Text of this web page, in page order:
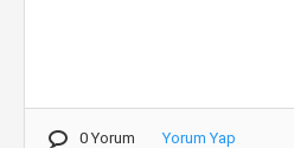
0 Yorum Yorum Yap